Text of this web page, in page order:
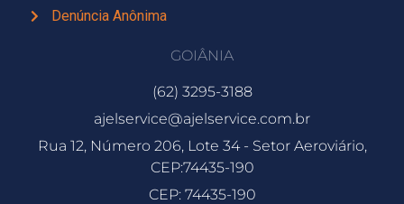
Denúncia Anônima
GOIÂNIA
(62) 3295-3188
ajelservice@ajelservice.com.br
Rua 12, Número 206, Lote 34 - Setor Aeroviário,
CEP:74435-190
CEP: 74435-190